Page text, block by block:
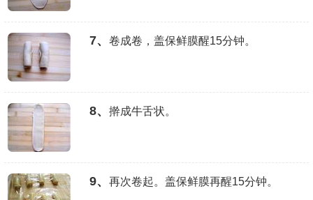
7、 卷成卷，盖保鲜膜醒15分钟。
8、 擀成牛舌状。
9、 再次卷起。盖保鲜膜再醒15分钟。